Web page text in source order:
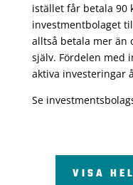
istället får betala 90
investmentbolaget
alltså betala mer än
själv. Fördelen med
aktiva investeringar
Se
VISA